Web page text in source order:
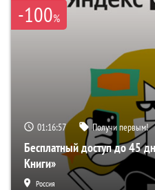
-100%
01:16:56 Получи первым!
Бесплатный доступ до 45
Книги»
Россия